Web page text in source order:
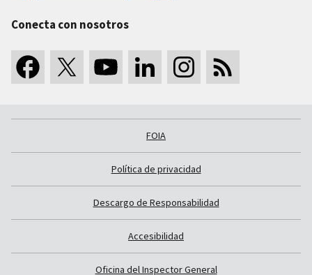
Conecta con nosotros
FOIA
Política de privacidad
Descargo de Responsabilidad
Accesibilidad
Oficina del Inspector General